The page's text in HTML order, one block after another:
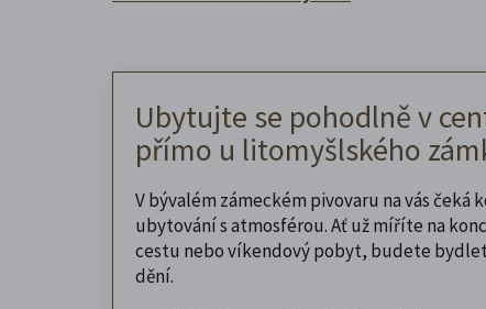
Ubytujte se pohodlně v
přímo u litomyšlského
V bývalém zámeckém pivovaru na vás čeká
ubytování s atmosférou. Ať už míříte na
cestu nebo víkendový pobyt, budete
dění.